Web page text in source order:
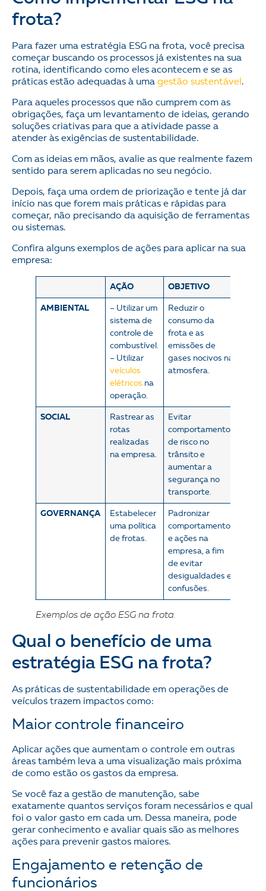
frota?
Para fazer uma estratégia ESG na frota, você precisa
começar buscando os processos já existentes na sua
rotina, identificando como eles acontecem e se as
práticas estão adequadas à uma gestão sustentável .
Para aqueles processos que não cumprem com as
obrigações, faça um levantamento de ideias, gerando
soluções criativas para que a atividade passe a
atender às exigências de sustentabilidade.
Com as ideias em mãos, avalie as que realmente fazem
sentido para serem aplicadas no seu negócio.
Depois, faça uma ordem de priorização e tente já dar
início nas que forem mais práticas e rápidas para
começar, não precisando da aquisição de ferramentas
ou sistemas.
Confira alguns exemplos de ações para aplicar na sua
empresa:
AÇÃO OBJETIVO
AMBIENTAL
– Utilizar um
sistema de
controle de
combustível.
– Utilizar
veículos
elétricos na
operação.
Reduzir o
consumo da
frota e as
emissões de
gases nocivos na
atmosfera.
SOCIAL
Rastrear as
rotas
realizadas
na empresa.
Evitar
comportamentos
de risco no
trânsito e
aumentar a
segurança no
transporte.
GOVERNANÇA
Estabelecer
uma política
de frotas.
Padronizar
comportamentos
e ações na
empresa, a fim
de evitar
desigualdades e
confusões.
Exemplos de ação ESG na frota.
Qual o benefício de uma
estratégia ESG na frota?
As práticas de sustentabilidade em operações de
veículos trazem impactos como:
Maior controle financeiro
Aplicar ações que aumentam o controle em outras
áreas também leva a uma visualização mais próxima
de como estão os gastos da empresa.
Se você faz a gestão de manutenção, sabe
exatamente quantos serviços foram necessários e qual
foi o valor gasto em cada um. Dessa maneira, pode
gerar conhecimento e avaliar quais são as melhores
ações para prevenir gastos maiores.
Engajamento e retenção de
funcionários